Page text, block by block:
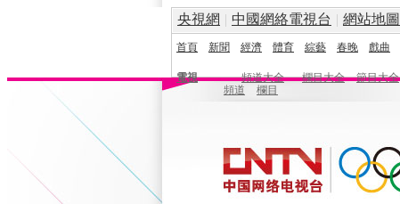
央視網 | 中國網絡電視台 | 網站地圖
首頁 新聞 經濟 體育 綜藝 春晚 戲曲
電視 頻道大全 欄目大全 節目大全
頻道
欄目